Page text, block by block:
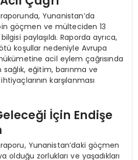
Yunanistan’da
göçmen ve mülteciden 13
paylaşıldı. Raporda ayrıca,
koşullar nedeniyle Avrupa
acil eylem çağrısında
eğitim, barınma ve
karşılanması
İçin Endişe
Yunanistan’daki göçmen
olduğu zorlukları ve yaşadıkları